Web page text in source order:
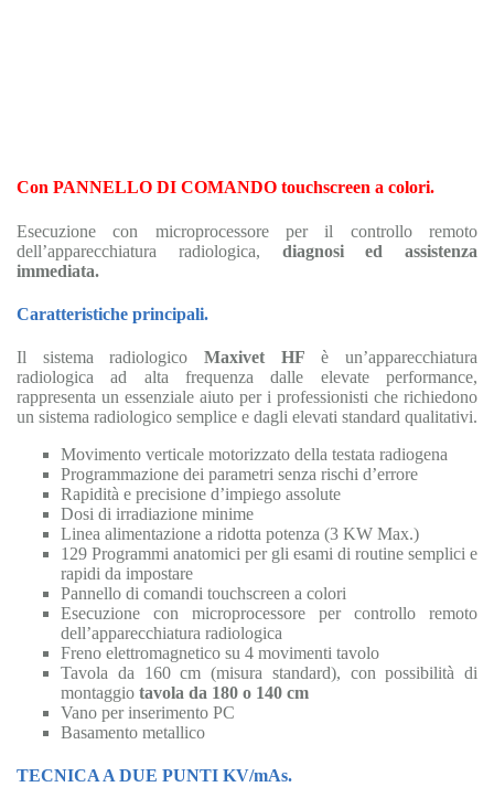
Con PANNELLO DI COMANDO touchscreen a colori.
Esecuzione con microprocessore per il controllo remoto
dell’apparecchiatura radiologica, diagnosi ed assistenza
immediata.
Caratteristiche principali.
Il sistema radiologico Maxivet HF è un’apparecchiatura
radiologica ad alta frequenza dalle elevate performance,
rappresenta un essenziale aiuto per i professionisti che richiedono
un sistema radiologico semplice e dagli elevati standard qualitativi.
Movimento verticale motorizzato della testata radiogena
Programmazione dei parametri senza rischi d’errore
Rapidità e precisione d’impiego assolute
Dosi di irradiazione minime
Linea alimentazione a ridotta potenza (3 KW Max.)
129 Programmi anatomici per gli esami di routine semplici e
rapidi da impostare
Pannello di comandi touchscreen a colori
Esecuzione con microprocessore per controllo remoto
dell’apparecchiatura radiologica
Freno elettromagnetico su 4 movimenti tavolo
Tavola da 160 cm (misura standard), con possibilità di
montaggio tavola da 180 o 140 cm
Vano per inserimento PC
Basamento metallico
TECNICA A DUE PUNTI KV/mAs.